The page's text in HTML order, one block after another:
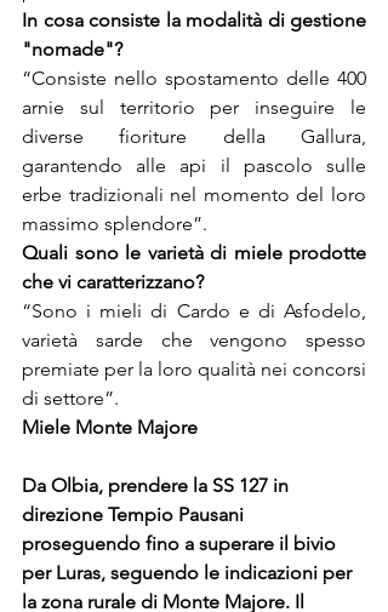
In cosa consiste la modalità di gestione
"nomade"?
“Consiste nello spostamento delle 400
arnie sul territorio per inseguire le
diverse fioriture della Gallura,
garantendo alle api il pascolo sulle
erbe tradizionali nel momento del loro
massimo splendore”.
Quali sono le varietà di miele prodotte
che vi caratterizzano?
“Sono i mieli di Cardo e di Asfodelo,
varietà sarde che vengono spesso
premiate per la loro qualità nei concorsi
di settore”.
Miele Monte Majore
Da Olbia, prendere la SS 127 in
direzione Tempio Pausani
proseguendo fino a superare il bivio
per Luras, seguendo le indicazioni per
la zona rurale di Monte Majore. Il